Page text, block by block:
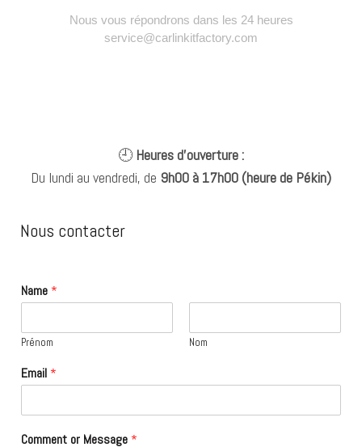
Nous vous répondrons dans les 24 heures
service@carlinkitfactory.com
🕘 Heures d’ouverture :
Du lundi au vendredi, de 9h00 à 17h00 (heure de Pékin)
Nous contacter
Name *
Prénom Nom
Email *
Comment or Message *